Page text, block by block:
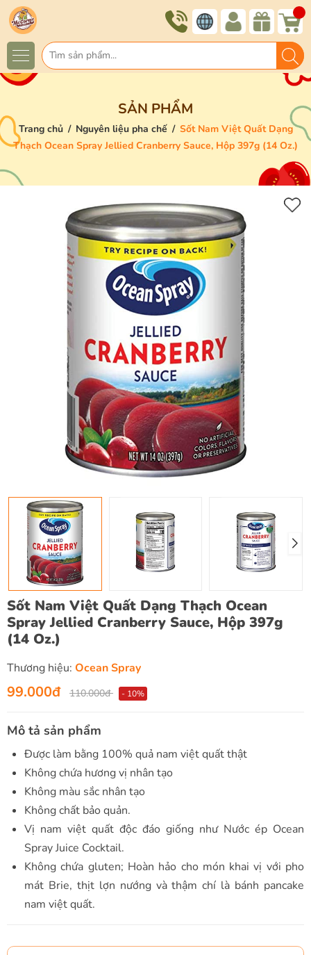
SẢN PHẨM
Trang chủ / Nguyên liệu pha chế / Sốt Nam Việt Quất Dạng
Thạch Ocean Spray Jellied Cranberry Sauce, Hộp 397g (14 Oz.)
Sốt Nam Việt Quất Dạng Thạch Ocean
Spray Jellied Cranberry Sauce, Hộp 397g
(14 Oz.)
Thương hiệu: Ocean Spray
99.000đ 110.000đ - 10%
Mô tả sản phẩm
Được làm bằng 100% quả nam việt quất thật
Không chứa hương vị nhân tạo
Không màu sắc nhân tạo
Không chất bảo quản.
Vị nam việt quất độc đáo giống như Nước ép Ocean
Spray Juice Cocktail.
Không chứa gluten; Hoàn hảo cho món khai vị với pho
mát Brie, thịt lợn nướng và thậm chí là bánh pancake
nam việt quất.